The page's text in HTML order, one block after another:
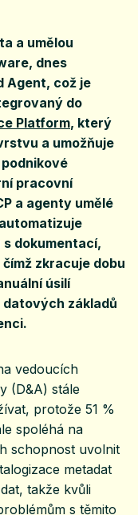
a umělou
dnes
Agent, což je
do
Platform, který
a umožňuje
pracovní
a agenty umělé
dokumentací,
zkracuje dobu
úsilí
základů
vedoucích
(D&A) stále
protože 51 %
spoléhá na
schopnost uvolnit
metadat
takže kvůli
s těmito